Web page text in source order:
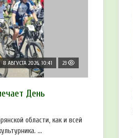
8 АВГУСТА 2026, 10:41 23
День
области, как и всей
...